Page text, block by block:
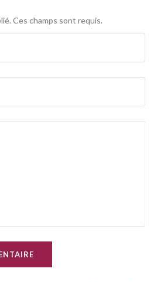
Ces champs sont requis.